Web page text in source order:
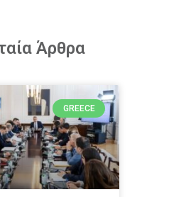
Άρθρα
GREECE